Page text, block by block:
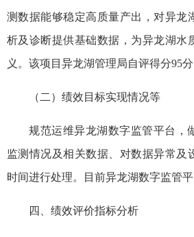
测数据能够稳定高质量产出，对异龙
析及诊断提供基础数据，为异龙湖水
义。该项目异龙湖管理局自评得分95分
（二）绩效目标实现情况等
规范运维异龙湖数字监管平台，
监测情况及相关数据、对数据异常及
时间进行处理。目前异龙湖数字监管平
四、绩效评价指标分析